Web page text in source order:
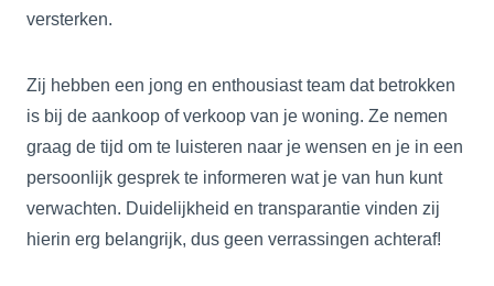
versterken.
Zij hebben een jong en enthousiast team dat betrokken
is bij de aankoop of verkoop van je woning. Ze nemen
graag de tijd om te luisteren naar je wensen en je in een
persoonlijk gesprek te informeren wat je van hun kunt
verwachten. Duidelijkheid en transparantie vinden zij
hierin erg belangrijk, dus geen verrassingen achteraf!